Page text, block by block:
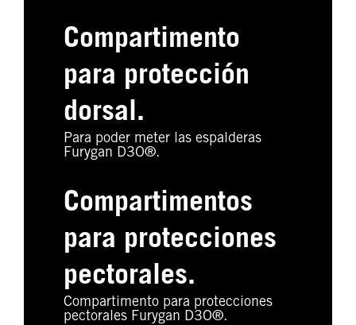
Compartimento
para protección
dorsal.
Para poder meter las espalderas
Furygan D3O®.
Compartimentos
para protecciones
pectorales.
Compartimento para protecciones
pectorales Furygan D3O®.